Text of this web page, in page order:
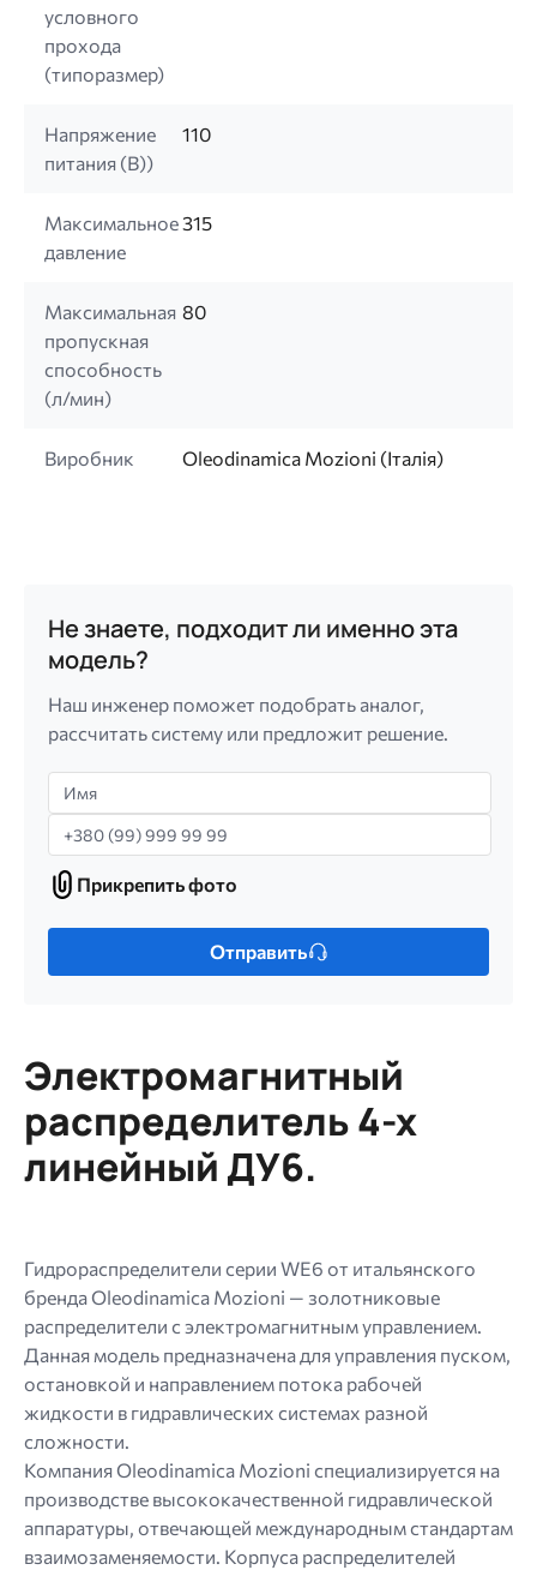
условного
прохода
(типоразмер)
Напряжение
питания (B))
110
Максимальное
давление
315
Максимальная
пропускная
способность
(л/мин)
80
Виробник Oleodinamica Mozioni (Італія)
Не знаете, подходит ли именно эта
модель?
Наш инженер поможет подобрать аналог,
рассчитать систему или предложит решение.
Имя
Телефон
Прикрепить
фото
Прикрепить фото
Только
МБ.
Допустимые
типы:
gif
jpg
Отправить
Электромагнитный
распределитель 4-х
линейный ДУ6.
Гидрораспределители серии WE6 от итальянского
бренда Oleodinamica Mozioni — золотниковые
распределители с электромагнитным управлением.
Данная модель предназначена для управления пуском,
остановкой и направлением потока рабочей
жидкости в гидравлических системах разной
сложности.
Компания Oleodinamica Mozioni специализируется на
производстве высококачественной гидравлической
аппаратуры, отвечающей международным стандартам
взаимозаменяемости. Корпуса распределителей